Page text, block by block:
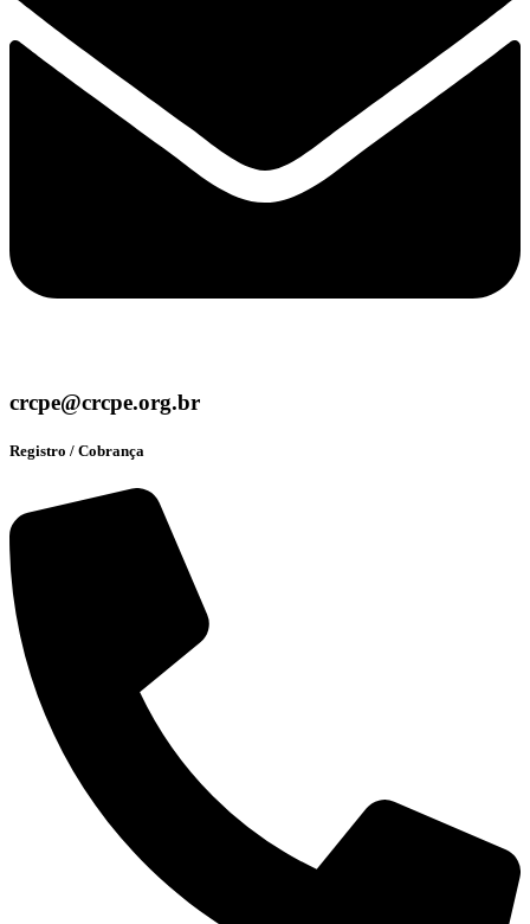
crcpe@crcpe.org.br
Registro / Cobrança